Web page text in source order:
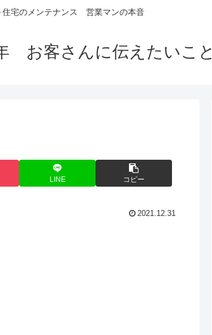
住宅のメンテナンス 営業マンの本音
お客さんに伝えたいこと
LINE コピー
2021.12.31